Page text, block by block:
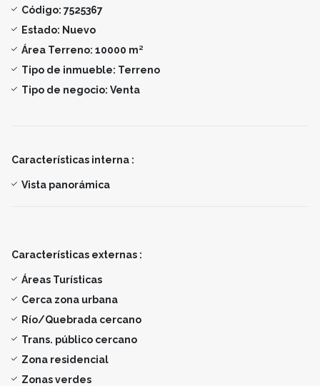
Código: 7525367
Estado: Nuevo
Área Terreno: 10000 m²
Tipo de inmueble: Terreno
Tipo de negocio: Venta
Características interna :
Vista panorámica
Características externas :
Áreas Turísticas
Cerca zona urbana
Río/Quebrada cercano
Trans. público cercano
Zona residencial
Zonas verdes